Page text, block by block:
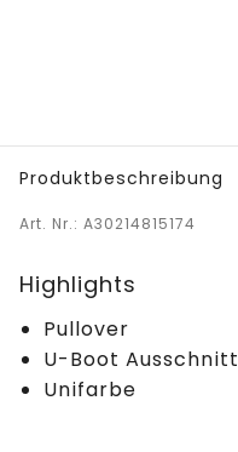
Produktbeschreibung
Art. Nr.: A30214815174
Highlights
Pullover
U-Boot Ausschnitt
Unifarbe